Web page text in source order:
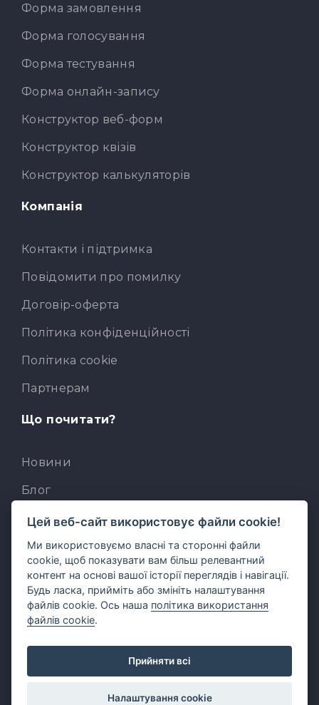
Форма замовлення
Форма голосування
Форма тестування
Форма онлайн-запису
Конструктор веб-форм
Конструктор квізів
Конструктор калькуляторів
Компанія
Контакти і підтримка
Повідомити про помилку
Договір-оферта
Політика конфіденційності
Політика cookie
Партнерам
Що почитати?
Новини
Блог
База знань
Для розробників
Вбудований AI-асистент
MCP для AI-клієнтів
Цей веб-сайт використовує файли cookie!
Ми використовуємо власні та сторонні файли
cookie, щоб показувати вам більш релевантний
контент на основі вашої історії переглядів і навігації.
Будь ласка, прийміть або змініть налаштування
файлів cookie. Ось наша політика використання
файлів cookie.
Прийняти всі
Налаштування cookie